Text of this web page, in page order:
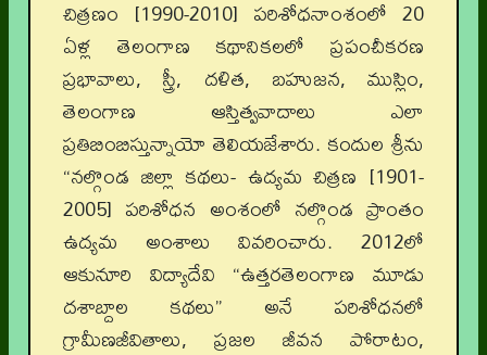
చిత్రణం [1990-2010] పరిశోధనాంశంలో 20
ఏళ్ల తెలంగాణ కథానికలలో ప్రపంచీకరణ
ప్రభావాలు, స్త్రీ, దళిత, బహుజన, ముస్లిం,
తెలంగాణ ఆస్తిత్వవాదాలు ఎలా
ప్రతిబింబిస్తున్నాయో తెలియజేశారు. కందుల శ్రీను
“నల్గొండ జిల్లా కథలు- ఉద్యమ చిత్రణ [1901-
2005] పరిశోధన అంశంలో నల్గొండ ప్రాంతం
ఉద్యమ అంశాలు వివరించారు. 2012లో
ఆకునూరి విద్యాదేవి “ఉత్తరతెలంగాణ మూడు
దశాబ్దాల కథలు” అనే పరిశోధనలో
గ్రామీణజీవితాలు, ప్రజల జీవన పోరాటం,